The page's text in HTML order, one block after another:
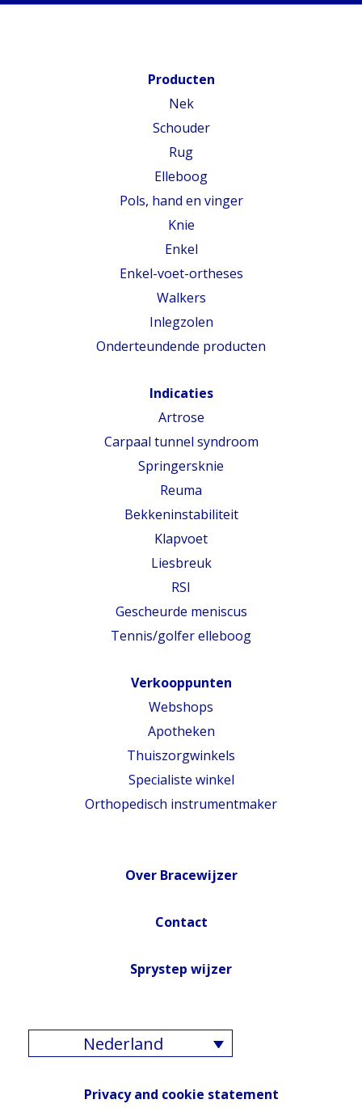
Producten
Nek
Schouder
Rug
Elleboog
Pols, hand en vinger
Knie
Enkel
Enkel-voet-ortheses
Walkers
Inlegzolen
Onderteundende producten
Indicaties
Artrose
Carpaal tunnel syndroom
Springersknie
Reuma
Bekkeninstabiliteit
Klapvoet
Liesbreuk
RSI
Gescheurde meniscus
Tennis/golfer elleboog
Verkooppunten
Webshops
Apotheken
Thuiszorgwinkels
Specialiste winkel
Orthopedisch instrumentmaker
Over Bracewijzer
Contact
Sprystep wijzer
Nederland
Privacy and cookie statement